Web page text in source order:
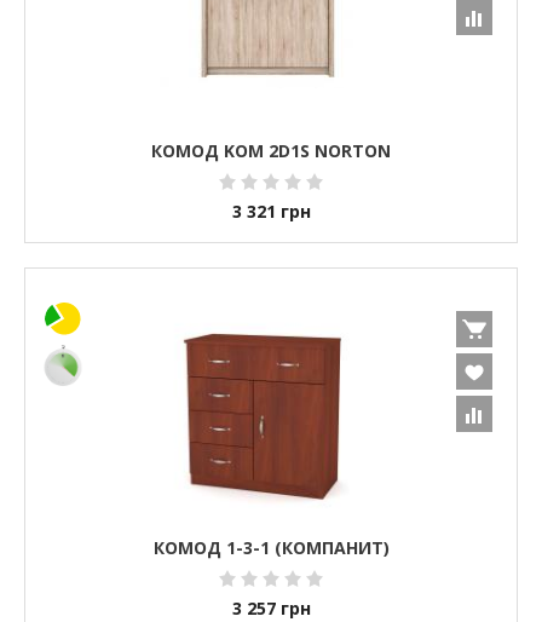
КОМОД KOM 2D1S NORTON
3 321 грн
КОМОД 1-3-1 (КОМПАНИТ)
3 257 грн